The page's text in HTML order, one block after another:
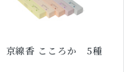
京線香 こころか 5種